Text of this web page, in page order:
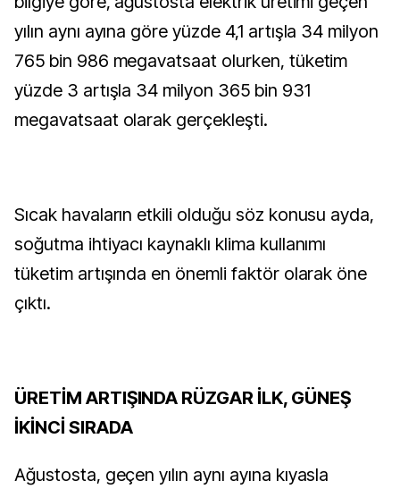
yılın aynı ayına göre yüzde 4,1 artışla 34 milyon
765 bin 986 megavatsaat olurken, tüketim
yüzde 3 artışla 34 milyon 365 bin 931
megavatsaat olarak gerçekleşti.
Sıcak havaların etkili olduğu söz konusu ayda,
soğutma ihtiyacı kaynaklı klima kullanımı
tüketim artışında en önemli faktör olarak öne
çıktı.
ÜRETİM ARTIŞINDA RÜZGAR İLK, GÜNEŞ
İKİNCİ SIRADA
Ağustosta, geçen yılın aynı ayına kıyasla